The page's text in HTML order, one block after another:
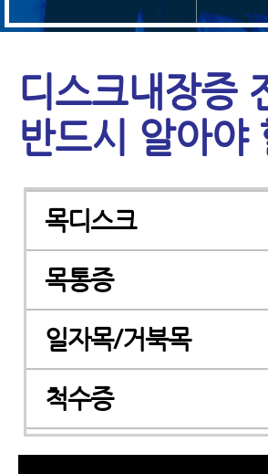
디스크내장증
반드시 알아야
목디스크
목통증
일자목/거북목
척수증
경추관협착증